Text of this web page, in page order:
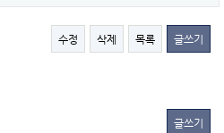
수정 삭제 목록 글쓰기
글쓰기